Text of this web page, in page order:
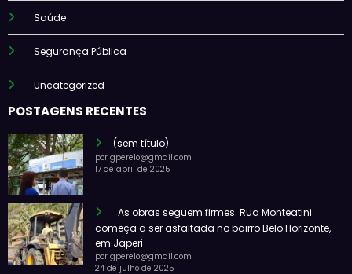
Saúde
Segurança Pública
Uncategorized
POSTAGENS RECENTES
(sem título)
por gperelo@gmail.com
17 de abril de 2025
As obras seguem firmes: Rua Monteatini
começa a ser asfaltada no bairro Belo Horizonte,
em Japeri
por gperelo@gmail.com
24 de julho de 2025